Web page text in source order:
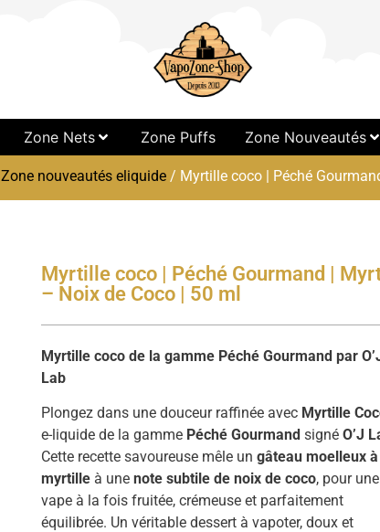
Zone Nets Zone Puffs Zone Nouveautés
Zone nouveautés eliquide/ Myrtille coco | Péché
Myrtille coco | Péché Gourmand |
– Noix de Coco | 50 ml
Myrtille coco de la gamme Péché Gourmand par
Lab
Plongez dans une douceur raffinée avec Myrtille
e-liquide de la gamme Péché Gourmand signéO’J
Cette recette savoureuse mêle ungâteau moelleux
myrtille à unenote subtile de noix de coco, pour une
vape à la fois fruitée, crémeuse et parfaitement
équilibrée. Un véritable dessert à vapoter, doux et